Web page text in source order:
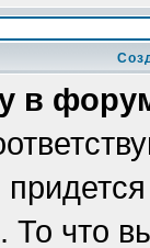
в
То что